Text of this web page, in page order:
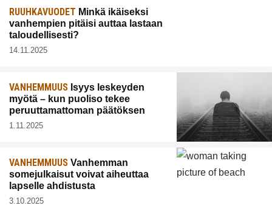
RUUHKAVUODET Minkä ikäiseksi
vanhempien pitäisi auttaa lastaan
taloudellisesti?
14.11.2025
VANHEMMUUS Isyys leskeyden
myötä – kun puoliso tekee
peruuttamattoman päätöksen
1.11.2025
VANHEMMUUS Vanhemman
somejulkaisut voivat aiheuttaa
lapselle ahdistusta
3.10.2025